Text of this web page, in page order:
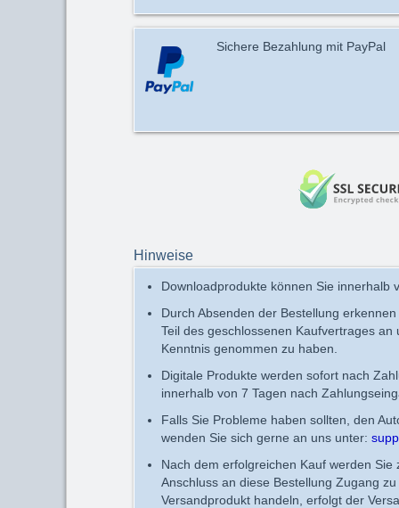
Sichere Bezahlung mit PayPal
Hinweise
Downloadprodukte können Sie
Durch Absenden der Bestellung
Teil des geschlossenen Kaufvertrages
Kenntnis genommen zu haben.
Digitale Produkte werden sofort nach
innerhalb von 7 Tagen nach
Falls Sie Probleme haben sollten, den
wenden Sie sich gerne an uns unter:
Nach dem erfolgreichen Kauf werden
Anschluss an diese Bestellung Zugang
Versandprodukt handeln, erfolgt der